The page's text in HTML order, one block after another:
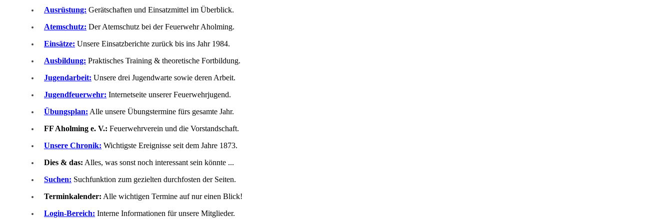
Ausrüstung: Gerätschaften und Einsatzmittel im Überblick.
Atemschutz: Der Atemschutz bei der Feuerwehr Aholming.
Einsätze: Unsere Einsatzberichte zurück bis ins Jahr 1984.
Ausbildung: Praktisches Training & theoretische Fortbildung.
Jugendarbeit: Unsere drei Jugendwarte sowie deren Arbeit.
Jugendfeuerwehr: Internetseite unserer Feuerwehrjugend.
Übungsplan: Alle unsere Übungstermine fürs gesamte Jahr.
FF Aholming e. V.: Feuerwehrverein und die Vorstandschaft.
Unsere Chronik: Wichtigste Ereignisse seit dem Jahre 1873.
Dies & das: Alles, was sonst noch interessant sein könnte ...
Suchen: Suchfunktion zum gezielten durchfosten der Seiten.
Terminkalender: Alle wichtigen Termine auf nur einen Blick!
Login-Bereich: Interne Informationen für unsere Mitglieder.